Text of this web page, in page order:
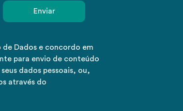
de Dados e concordo em
para envio de conteúdo
dados pessoais, ou,
através do